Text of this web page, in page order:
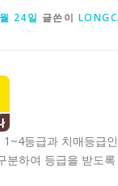
24일 글쓴이
등급과 치매등급
분하여 등급을 받도